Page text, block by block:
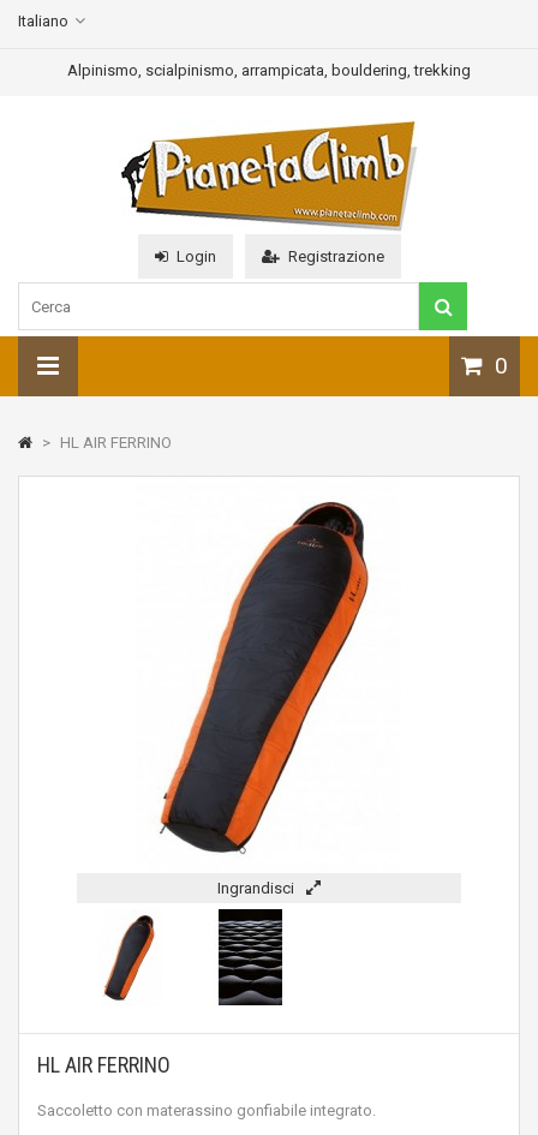
Alpinismo, scialpinismo, arrampicata, bouldering, trekking
Italiano
Login Registrazione
0
> HL AIR FERRINO
Ingrandisci
HL AIR FERRINO
Saccoletto con materassino gonfiabile integrato.